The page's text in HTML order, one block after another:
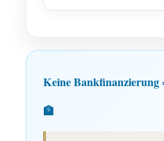
Keine Bankfinanzierung
🏦